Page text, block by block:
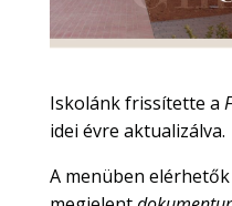
Iskolánk frissítette a
idei évre aktualizálva.
A menüben elérhetők